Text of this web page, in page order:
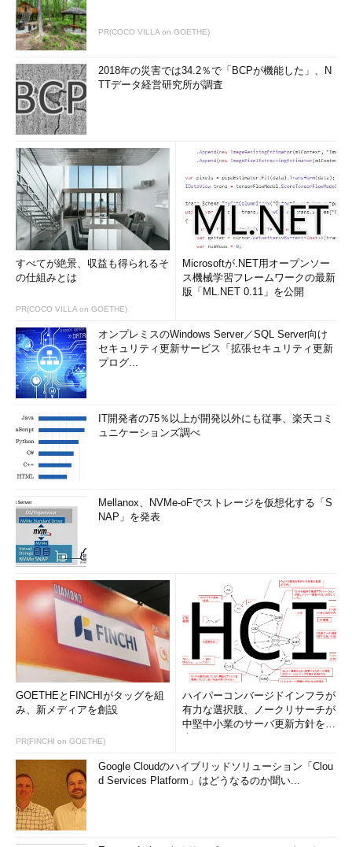
PR(COCO VILLA on GOETHE)
2018年の災害では34.2％で「BCPが機能した」、N
TTデータ経営研究所が調査
すべてが絶景、収益も得られるそ
の仕組みとは
PR(COCO VILLA on GOETHE)
Microsoftが.NET用オープンソー
ス機械学習フレームワークの最新
版「ML.NET 0.11」を公開
オンプレミスのWindows Server／SQL Server向け
セキュリティ更新サービス「拡張セキュリティ更新
プログ...
IT開発者の75％以上が開発以外にも従事、楽天コミ
ュニケーションズ調べ
Mellanox、NVMe-oFでストレージを仮想化する「S
NAP」を発表
GOETHEとFINCHIがタッグを組
み、新メディアを創設
PR(FINCHI on GOETHE)
ハイパーコンバージドインフラが
有力な選択肢、ノークリサーチが
中堅中小業のサーバ更新方針を調
Google Cloudのハイブリッドソリューション「Clou
d Services Platform」はどうなるのか聞い...